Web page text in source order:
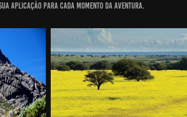
aplicação para cada momento da aventura.